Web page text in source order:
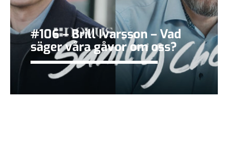
#106 – Brill Ivarsson – Vad
säger våra gåvor om oss?